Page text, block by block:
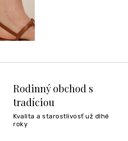
Rodinný obchod s
tradíciou
Kvalita a starostlivosť už dlhé
roky